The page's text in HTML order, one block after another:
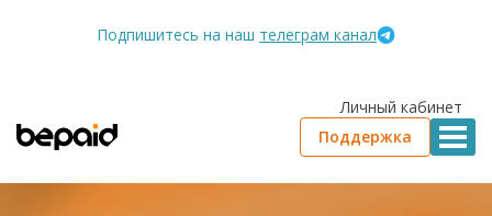
Подпишитесь на наш телеграм канал
Поддержка
Личный кабинет